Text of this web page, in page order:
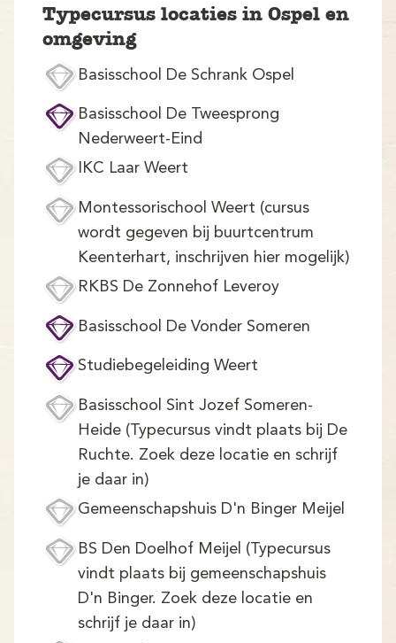
Aanmelden
Typecursus locaties in Ospel en
omgeving
Basisschool De Schrank Ospel
Basisschool De Tweesprong
Nederweert-Eind
IKC Laar Weert
Montessorischool Weert (cursus
wordt gegeven bij buurtcentrum
Keenterhart, inschrijven hier mogelijk)
RKBS De Zonnehof Leveroy
Basisschool De Vonder Someren
Studiebegeleiding Weert
Basisschool Sint Jozef Someren-
Heide (Typecursus vindt plaats bij De
Ruchte. Zoek deze locatie en schrijf
je daar in)
Gemeenschapshuis D'n Binger Meijel
BS Den Doelhof Meijel (Typecursus
vindt plaats bij gemeenschapshuis
D'n Binger. Zoek deze locatie en
schrijf je daar in)